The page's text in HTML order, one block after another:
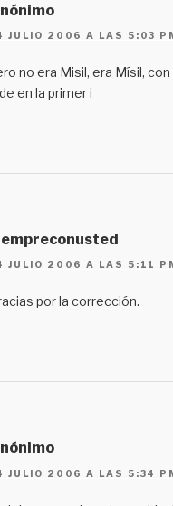
JULIO 2006 A LAS 5:03
no era Misil, era Mísil, con
en la primer i
JULIO 2006 A LAS 5:11
por la corrección.
JULIO 2006 A LAS 5:34